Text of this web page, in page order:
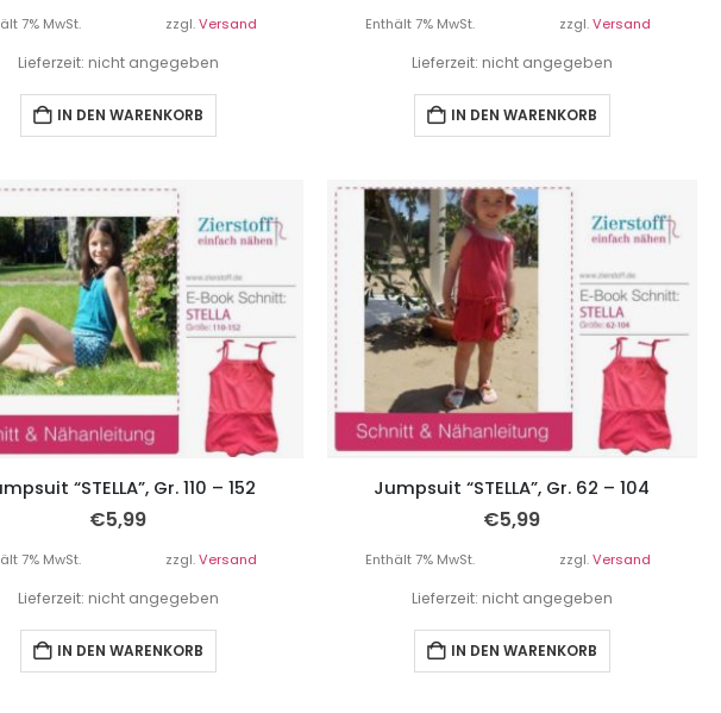
7% MwSt. zzgl.Versand
Lieferzeit: nicht angegeben
IN DEN WARENKORB
Enthält 7% MwSt. zzgl.Versand
Lieferzeit: nicht angegeben
IN DEN WARENKORB
“STELLA”, Gr. 110 – 152
€5,99
7% MwSt. zzgl.Versand
Lieferzeit: nicht angegeben
IN DEN WARENKORB
Jumpsuit “STELLA”, Gr. 62 – 104
€5,99
Enthält 7% MwSt. zzgl.Versand
Lieferzeit: nicht angegeben
IN DEN WARENKORB